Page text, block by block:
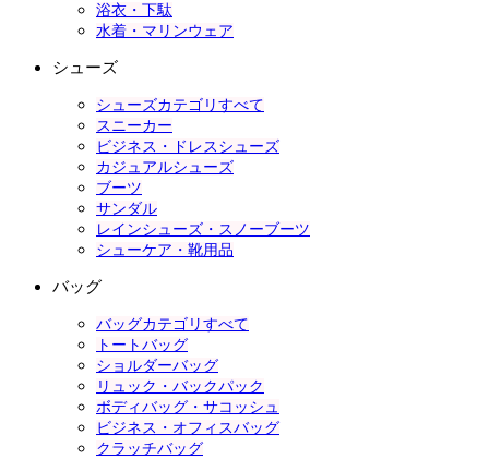
浴衣・下駄
水着・マリンウェア
シューズ
シューズカテゴリすべて
スニーカー
ビジネス・ドレスシューズ
カジュアルシューズ
ブーツ
サンダル
レインシューズ・スノーブーツ
シューケア・靴用品
バッグ
バッグカテゴリすべて
トートバッグ
ショルダーバッグ
リュック・バックパック
ボディバッグ・サコッシュ
ビジネス・オフィスバッグ
クラッチバッグ